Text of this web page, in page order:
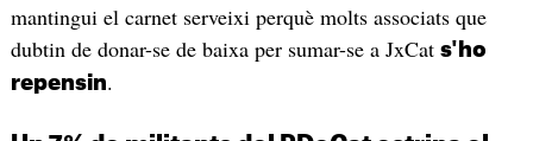
mantingui el carnet serveixi perquè molts associats que
dubtin de donar-se de baixa per sumar-se a JxCat s'ho
repensin.